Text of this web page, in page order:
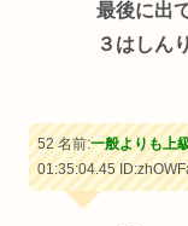
最後に出
３はしん
52 名前:一般よりも上
01:35:04.45